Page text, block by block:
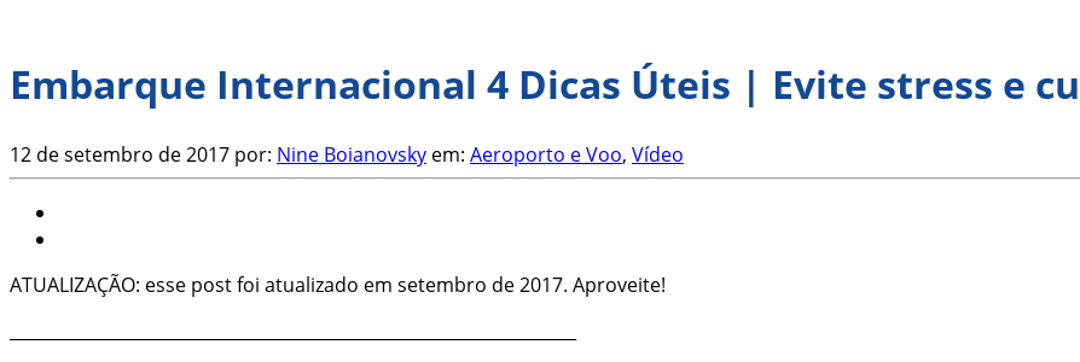
Embarque Internacional 4 Dicas Úteis | Evite stress e
12 de setembro de 2017 por: Nine Boianovsky em: Aeroporto e Voo, Vídeo
ATUALIZAÇÃO: esse post foi atualizado em setembro de 2017. Aproveite!